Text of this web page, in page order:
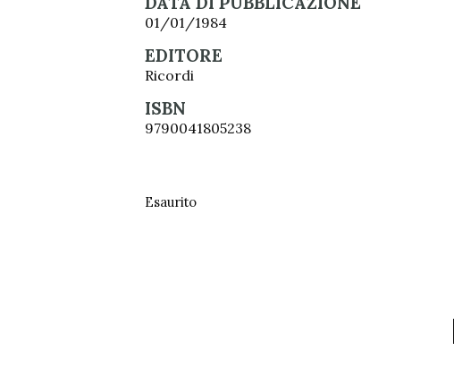
01/01/1984
EDITORE
Ricordi
ISBN
9790041805238
Esaurito